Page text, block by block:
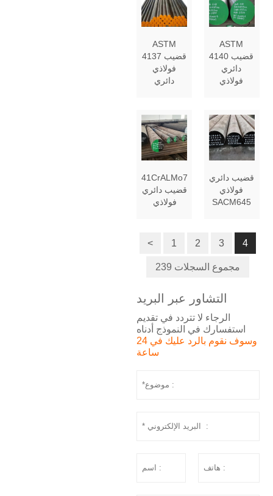
ASTM
4137 قضيب
فولاذي
دائري
ASTM
4140 قضيب
دائري
فولاذي
41CrALMo7
قضيب دائري
فولاذي
قضيب دائري
فولاذي
SACM645
< 1 2 3 4
239 مجموع السجلات
التشاور عبر البريد
الرجاء لا تتردد في تقديم
استفسارك في النموذج أدناه
وسوف نقوم بالرد عليك في 24
ساعة